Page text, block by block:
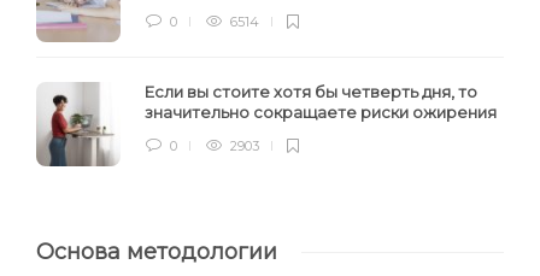
0 6514
Если вы стоите хотя бы четверть дня, то
значительно сокращаете риски ожирения
0 2903
Основа методологии